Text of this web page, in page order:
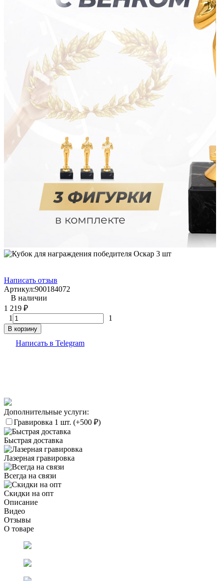
Написать отзыв
Артикул:900184072
В наличии
1 219 ₽
1
1
В корзину
Написать в Telegram
Дополнительные услуги:
Гравировка 1 шт. (+500 ₽)
Быстрая доставка
Лазерная гравировка
Всегда на связи
Скидки на опт
Описание
Видео
Отзывы
О товаре